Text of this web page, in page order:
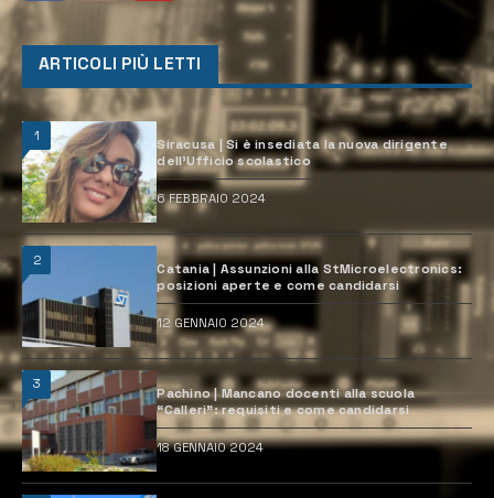
ARTICOLI PIÙ LETTI
1
Siracusa | Si è insediata la nuova dirigente
dell’Ufficio scolastico
6 FEBBRAIO 2024
2
Catania | Assunzioni alla StMicroelectronics:
posizioni aperte e come candidarsi
12 GENNAIO 2024
3
Pachino | Mancano docenti alla scuola
“Calleri”: requisiti e come candidarsi
18 GENNAIO 2024